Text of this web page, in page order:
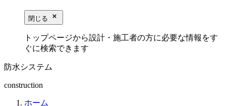
閉じる close_small
トップページから設計・施工者の方に必要な情報をす
ぐに検索できます
防水システム
construction
ホーム